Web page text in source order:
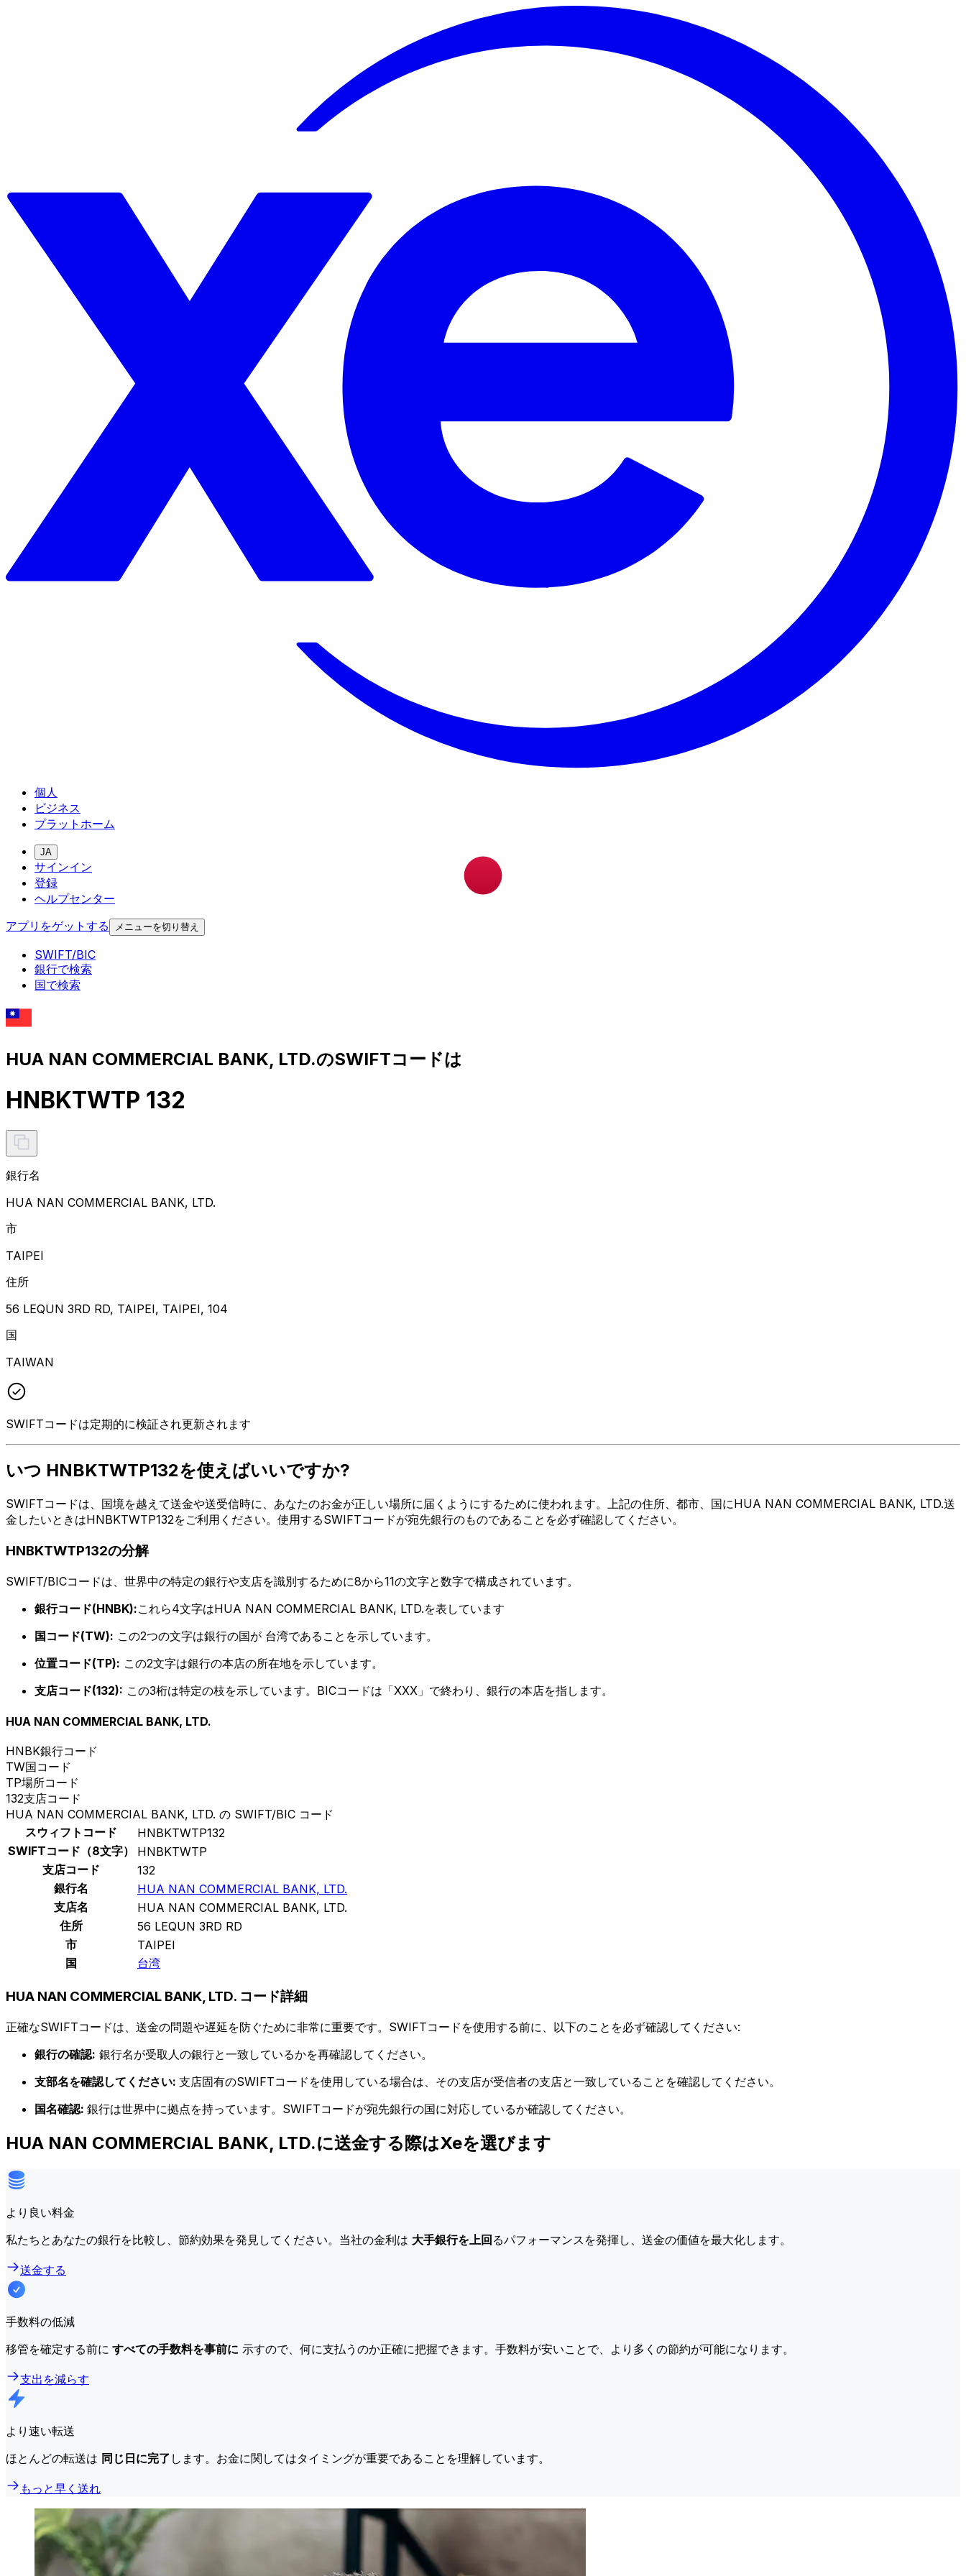
個人
ビジネス
プラットホーム
JA
サインイン
登録
ヘルプセンター
アプリをゲットする
メニューを切り替え
SWIFT/BIC
銀行で検索
国で検索
HUA NAN COMMERCIAL BANK, LTD.のSWIFTコードは
HNBKTWTP 132
銀行名
HUA NAN COMMERCIAL BANK, LTD.
市
TAIPEI
住所
56 LEQUN 3RD RD, TAIPEI, TAIPEI, 104
国
TAIWAN
SWIFTコードは定期的に検証され更新されます
いつ HNBKTWTP132を使えばいいですか?
SWIFTコードは、国境を越えて送金や送受信時に、あなたのお金が正しい場所に届くようにするために使われます。上記の住所、都市、国にHUA NAN COMMERCIAL BANK, LTD.送
金したいときはHNBKTWTP132をご利用ください。使用するSWIFTコードが宛先銀行のものであることを必ず確認してください。
HNBKTWTP132の分解
SWIFT/BICコードは、世界中の特定の銀行や支店を識別するために8から11の文字と数字で構成されています。
銀行コード(HNBK):これら4文字はHUA NAN COMMERCIAL BANK, LTD.を表しています
国コード(TW): この2つの文字は銀行の国が 台湾であることを示しています。
位置コード(TP): この2文字は銀行の本店の所在地を示しています。
支店コード(132): この3桁は特定の枝を示しています。BICコードは「XXX」で終わり、銀行の本店を指します。
HUA NAN COMMERCIAL BANK, LTD.
HNBK銀行コード
TW国コード
TP場所コード
132支店コード
HUA NAN COMMERCIAL BANK, LTD. の SWIFT/BIC コード
スウィフトコード
HNBKTWTP132
SWIFTコード（8文字）
HNBKTWTP
支店コード
132
銀行名
HUA NAN COMMERCIAL BANK, LTD.
支店名
HUA NAN COMMERCIAL BANK, LTD.
住所
56 LEQUN 3RD RD
市
TAIPEI
国
台湾
HUA NAN COMMERCIAL BANK, LTD. コード詳細
正確なSWIFTコードは、送金の問題や遅延を防ぐために非常に重要です。SWIFTコードを使用する前に、以下のことを必ず確認してください:
銀行の確認: 銀行名が受取人の銀行と一致しているかを再確認してください。
支部名を確認してください: 支店固有のSWIFTコードを使用している場合は、その支店が受信者の支店と一致していることを確認してください。
国名確認: 銀行は世界中に拠点を持っています。SWIFTコードが宛先銀行の国に対応しているか確認してください。
HUA NAN COMMERCIAL BANK, LTD.に送金する際はXeを選びます
より良い料金
私たちとあなたの銀行を比較し、節約効果を発見してください。当社の金利は 大手銀行を上回るパフォーマンスを発揮し、送金の価値を最大化します。
送金する
手数料の低減
移管を確定する前に すべての手数料を事前に 示すので、何に支払うのか正確に把握できます。手数料が安いことで、より多くの節約が可能になります。
支出を減らす
より速い転送
ほとんどの転送は 同じ日に完了 します。お金に関してはタイミングが重要であることを理解しています。
もっと早く送れ